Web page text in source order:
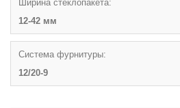
Ширина стеклопакета:
12-42 мм
Система фурнитуры:
12/20-9